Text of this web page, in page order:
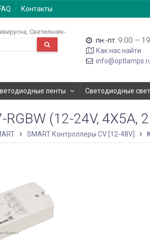
Контакты
Светильник-
пн.-пт. 9:00 –
Как нас найти
ленты Светодиодные
(12-24V, 4X5A,
SMART Контроллеры CV [12-48V]